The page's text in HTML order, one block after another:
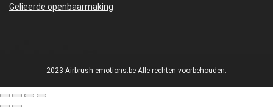
Gelieerde openbaarmaking
2023 Airbrush-emotions.be Alle rechten voorbehouden.